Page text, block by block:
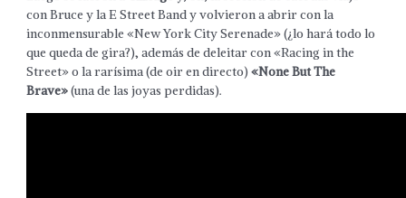
con Bruce y la E Street Band y volvieron a abrir con la
inconmensurable «New York City Serenade» (¿lo hará todo lo
que queda de gira?), además de deleitar con «Racing in the
Street» o la rarísima (de oir en directo)«None But The
Brave»(una de las joyas perdidas).